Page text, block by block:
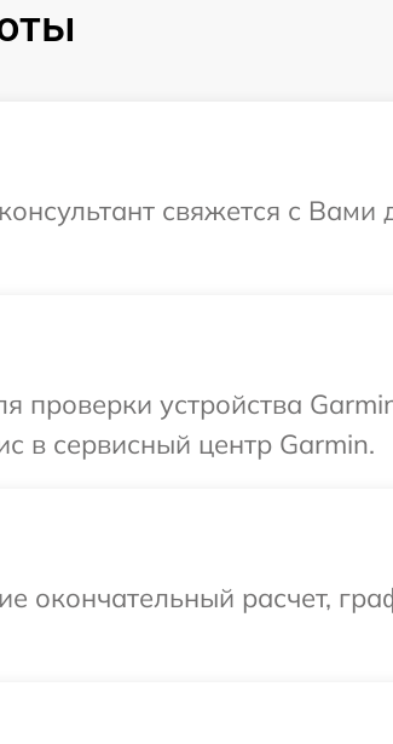
свяжется с Вами
проверки устройства
в сервисный центр Garmin.
окончательный расчет,